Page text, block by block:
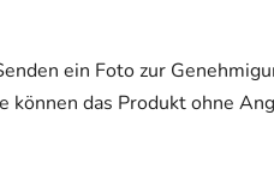
ein Foto zur
können das Produkt ohne